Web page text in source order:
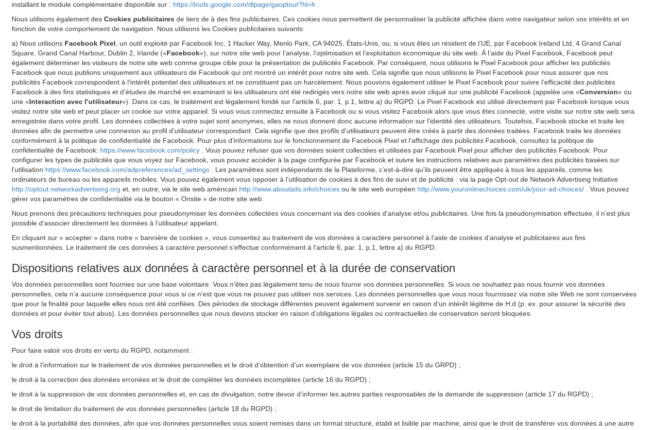
installant le module complémentaire disponible sur : https://tools.google.com/dlpage/gaoptout?hl=fr
Nous utilisons également des Cookies publicitaires de tiers de à des fins publicitaires. Ces cookies nous permettent de personnaliser la publicité affichée dans votre navigateur selon vos intérêts et en
fonction de votre comportement de navigation. Nous utilisons les Cookies publicitaires suivants:
a) Nous utilisons Facebook Pixel , un outil exploité par Facebook Inc, 1 Hacker Way, Menlo Park, CA 94025, États-Unis, ou, si vous êtes un résident de l’UE, par Facebook Ireland Ltd, 4 Grand Canal
Square, Grand Canal Harbour, Dublin 2, Irlande («Facebook»), sur notre site web pour l’analyse, l’optimisation et l’exploitation économique du site web. À l’aide du Pixel Facebook, Facebook peut
également déterminer les visiteurs de notre site web comme groupe cible pour la présentation de publicités Facebook. Par conséquent, nous utilisons le Pixel Facebook pour afficher les publicités
Facebook que nous publions uniquement aux utilisateurs de Facebook qui ont montré un intérêt pour notre site web. Cela signifie que nous utilisons le Pixel Facebook pour nous assurer que nos
publicités Facebook correspondent à l’intérêt potentiel des utilisateurs et ne constituent pas un harcèlement. Nous pouvons également utiliser le Pixel Facebook pour suivre l’efficacité des publicités
Facebook à des fins statistiques et d’études de marché en examinant si les utilisateurs ont été redirigés vers notre site web après avoir cliqué sur une publicité Facebook (appelée une «Conversion» ou
une «Interaction avec l’utilisateur»). Dans ce cas, le traitement est légalement fondé sur l’article 6, par. 1, p.1, lettre a) du RGPD. Le Pixel Facebook est utilisé directement par Facebook lorsque vous
visitez notre site web et peut placer un cookie sur votre appareil. Si vous vous connectez ensuite à Facebook ou si vous visitez Facebook alors que vous êtes connecté, votre visite sur notre site web sera
enregistrée dans votre profil. Les données collectées à votre sujet sont anonymes, elles ne nous donnent donc aucune information sur l’identité des utilisateurs. Toutefois, Facebook stocke et traite les
données afin de permettre une connexion au profil d’utilisateur correspondant. Cela signifie que des profils d’utilisateurs peuvent être créés à partir des données traitées. Facebook traite les données
conformément à la politique de confidentialité de Facebook. Pour plus d’informations sur le fonctionnement de Facebook Pixel et l’affichage des publicités Facebook, consultez la politique de
confidentialité de Facebook: https://www.facebook.com/policy
. Vous pouvez refuser que vos données soient collectées et utilisées par Facebook Pixel pour afficher des publicités Facebook. Pour
configurer les types de publicités que vous voyez sur Facebook, vous pouvez accéder à la page configurée par Facebook et suivre les instructions relatives aux paramètres des publicités basées sur
l’utilisation https://www.facebook.com/adpreferences/ad_settings
. Les paramètres sont indépendants de la Plateforme, c’est-à-dire qu’ils peuvent être appliqués à tous les appareils, comme les
ordinateurs de bureau ou les appareils mobiles. Vous pouvez également vous opposer à l’utilisation de cookies à des fins de suivi et de publicité : via la page Opt-out de Network Advertising Initiative
http://optout.networkadvertising.org et, en outre, via le site web américain http://www.aboutads.info/choices ou le site web européen http://www.youronlinechoices.com/uk/your-ad-choices/
. Vous pouvez
gérer vos paramètres de confidentialité via le bouton « Onsite » de notre site web.
Nous prenons des précautions techniques pour pseudonymiser les données collectées vous concernant via des cookies d’analyse et/ou publicitaires. Une fois la pseudonymisation effectuée, il n’est plus
possible d’associer directement les données à l’utilisateur appelant.
En cliquant sur « accepter » dans notre « bannière de cookies », vous consentez au traitement de vos données à caractère personnel à l’aide de cookies d’analyse et publicitaires aux fins
susmentionnées. Le traitement de ces données à caractère personnel s’effectue conformément à l’article 6, par. 1, p.1, lettre a) du RGPD.
Dispositions relatives aux données à caractère personnel et à la durée de conservation
Vos données personnelles sont fournies sur une base volontaire. Vous n'êtes pas légalement tenu de nous fournir vos données personnelles. Si vous ne souhaitez pas nous fournir vos données
personnelles, cela n'a aucune conséquence pour vous si ce n'est que vous ne pouvez pas utiliser nos services. Les données personnelles que vous nous fournissez via notre site Web ne sont conservées
que pour la finalité pour laquelle elles nous ont été confiées. Des périodes de stockage différentes peuvent également survenir en raison d’un intérêt légitime de H.d (p. ex. pour assurer la sécurité des
données et pour éviter tout abus). Les données personnelles que nous devons stocker en raison d’obligations légales ou contractuelles de conservation seront bloquées.
Vos droits
Pour faire valoir vos droits en vertu du RGPD, notamment :
le droit à l’information sur le traitement de vos données personnelles et le droit d’obtention d’un exemplaire de vos données (article 15 du GRPD) ;
le droit à la correction des données erronées et le droit de compléter les données incomplètes (article 16 du RGPD) ;
le droit à la suppression de vos données personnelles et, en cas de divulgation, notre devoir d’informer les autres parties responsables de la demande de suppression (article 17 du RGPD) ;
le droit de limitation du traitement de vos données personnelles (article 18 du RGPD) ;
le droit à la portabilité des données, afin que vos données personnelles vous soient remises dans un format structuré, établi et lisible par machine, ainsi que le droit de transférer vos données à une autre